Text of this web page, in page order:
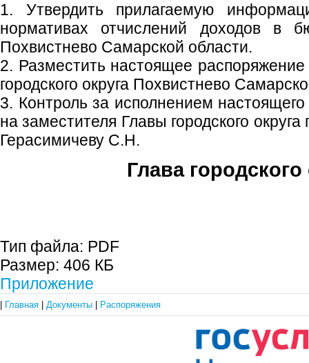
1. Утвердить прилагаемую
нормативах отчислений доходов в
Похвистнево Самарской области.
2. Разместить настоящее
городского округа Похвистнево
3. Контроль за исполнением
на заместителя Главы городского
Герасимичеву С.Н.
Глава городского
Тип файла: PDF
Размер: 406 КБ
Приложение
Главная Документы Распоряжения